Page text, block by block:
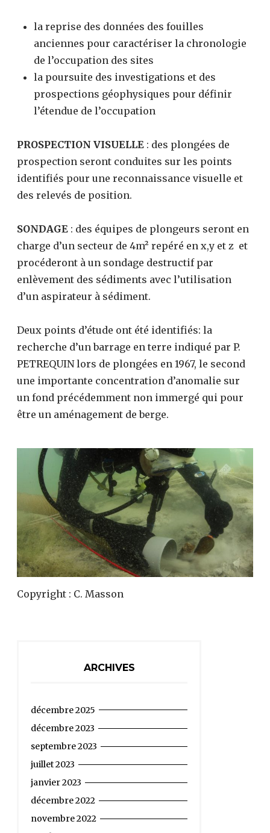
la reprise des données des fouilles
anciennes pour caractériser la chronologie
de l’occupation des sites
la poursuite des investigations et des
prospections géophysiques pour définir
l’étendue de l’occupation
PROSPECTION VISUELLE : des plongées de
prospection seront conduites sur les points
identifiés pour une reconnaissance visuelle et
des relevés de position.
SONDAGE : des équipes de plongeurs seront en
charge d’un secteur de 4m² repéré en x,y et z et
procéderont à un sondage destructif par
enlèvement des sédiments avec l’utilisation
d’un aspirateur à sédiment.
Deux points d’étude ont été identifiés: la
recherche d’un barrage en terre indiqué par P.
PETREQUIN lors de plongées en 1967, le second
une importante concentration d’anomalie sur
un fond précédemment non immergé qui pour
être un aménagement de berge.
Copyright : C. Masson
ARCHIVES
décembre 2025
décembre 2023
septembre 2023
juillet 2023
janvier 2023
décembre 2022
novembre 2022